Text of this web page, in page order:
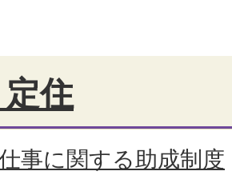
住
事に関する助成制度